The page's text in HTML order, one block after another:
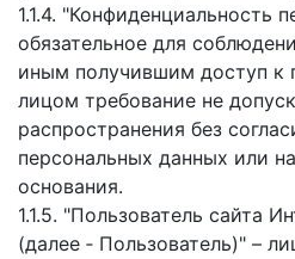
1.1.4. "Конфиденциальность
обязательное для
иным получившим доступ к
лицом требование не
распространения без
персональных данных или
основания.
1.1.5. "Пользователь сайта
(далее ‑ Пользователь)" –